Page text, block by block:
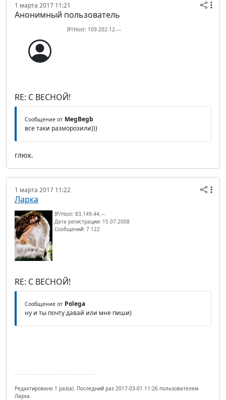
1 марта 2017 11:21
Анонимный пользователь
IP/Host: 109.202.12.---
RE: С ВЕСНОЙ!
Сообщение от MegBegb
все таки разморозили)))
глюк.
1 марта 2017 11:22
Ларка
IP/Host: 83.149.44.---
Дата регистрации: 15.07.2008
Сообщений: 7 122
RE: С ВЕСНОЙ!
Сообщение от Polega
ну и ты почту давай или мне пиши)
Редактировано 1 раз(а). Последний раз 2017-03-01 11:26 пользователем
Ларка.